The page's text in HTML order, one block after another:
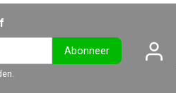
Abonneer